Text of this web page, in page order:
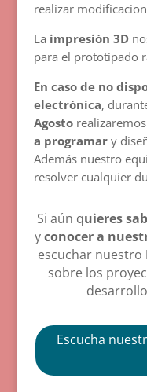
realizar
La impresión 3D
para el prototipado
En caso de no
electrónica,
Agosto
a programary
Además nuestro
resolver cualquier
Si aún quieres
yconocer a
escuchar nuestro
sobre los
Escucha